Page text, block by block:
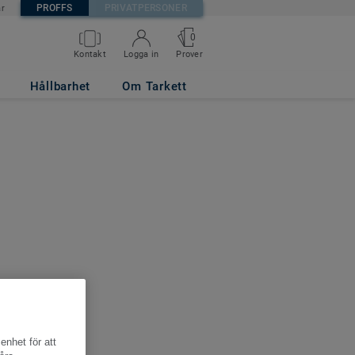
PROFFS PRIVATPERSONER
Kontakt Logga in
0
Prover
Hållbarhet Om Tarkett
för att